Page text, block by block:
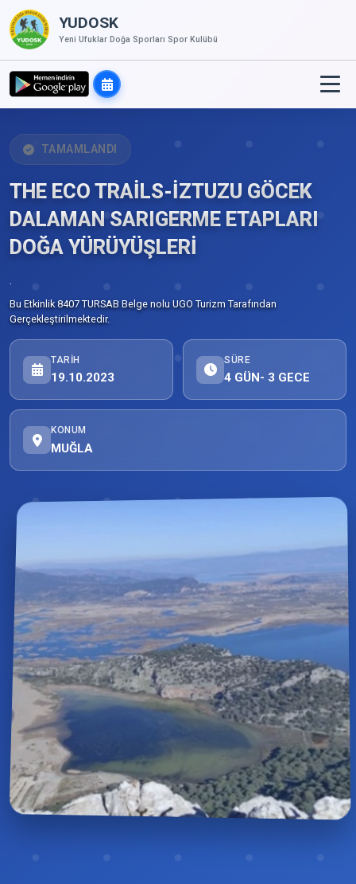
YUDOSK
Yeni Ufuklar Doğa Sporları Spor Kulübü
TAMAMLANDI
THE ECO TRAİLS-İZTUZU GÖCEK
DALAMAN SARIGERME ETAPLARI
DOĞA YÜRÜYÜŞLERİ
.
Bu Etkinlik 8407 TURSAB Belge nolu UGO Turizm Tarafından
Gerçekleştirilmektedir.
TARIH
19.10.2023
SÜRE
4 GÜN- 3 GECE
KONUM
MUĞLA